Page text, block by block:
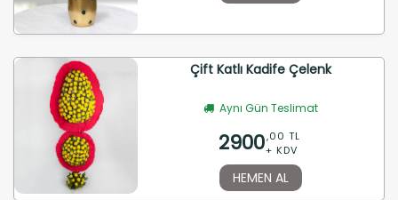
Çift Katlı Kadife Çelenk
Aynı Gün Teslimat
2900,00 TL
+ KDV
HEMEN AL